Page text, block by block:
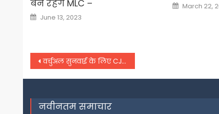
बने रहेंगे MLC –
Posted
on
June 13, 2023
Posted
on
March 22,
Post
navigation
वर्चुअल सुनवाई के लिए CJI ने जारी किए जरूरी निर्देश,
नवीनतम समाचार